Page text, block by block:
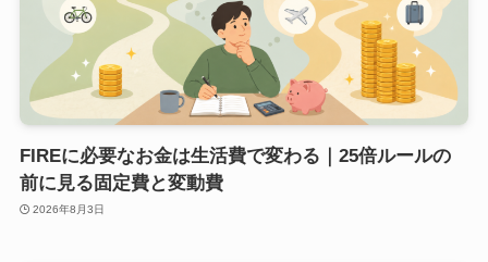
FIREに必要なお金は生活費で変わる｜25倍ルールの
前に見る固定費と変動費
2026年8月3日